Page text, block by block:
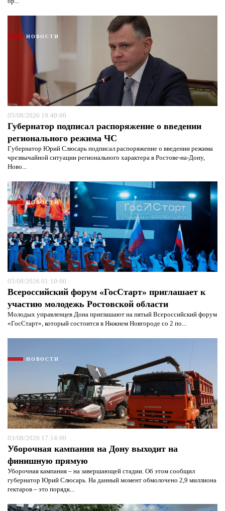
НОВОСТИ
05/08/2026 19:49:00
Губернатор подписал распоряжение о введении
регионального режима ЧС
Губернатор Юрий Слюсарь подписал распоряжение о введении режима
чрезвычайной ситуации регионального характера в Ростове-на-Дону,
Ново...
НОВОСТИ
05/08/2026 01:10:00
Всероссийский форум «ГосСтарт» приглашает к
участию молодежь Ростовской области
Молодых управленцев Дона приглашают на пятый Всероссийский форум
«ГосСтарт», который состоится в Нижнем Новгороде со 2 по...
НОВОСТИ
03/08/2026 17:14:00
Уборочная кампания на Дону выходит на
финишную прямую
Уборочная кампания – на завершающей стадии. Об этом сообщил
губернатор Юрий Слюсарь. На данный момент обмолочено 2,9 миллиона
гектаров – это порядк...
Я согласен с
политикой конфиденциальности и
защиты информации*